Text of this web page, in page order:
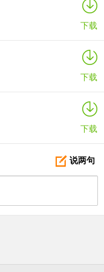
下载
下载
下载
说两句